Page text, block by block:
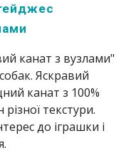
канат з вузлами"
Яскравий
канат з 100%
текстури.
до іграшки і